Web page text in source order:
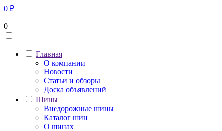
0 ₽
0
Главная
О компании
Новости
Статьи и обзоры
Доска объявлений
Шины
Внедорожные шины
Каталог шин
О шинах